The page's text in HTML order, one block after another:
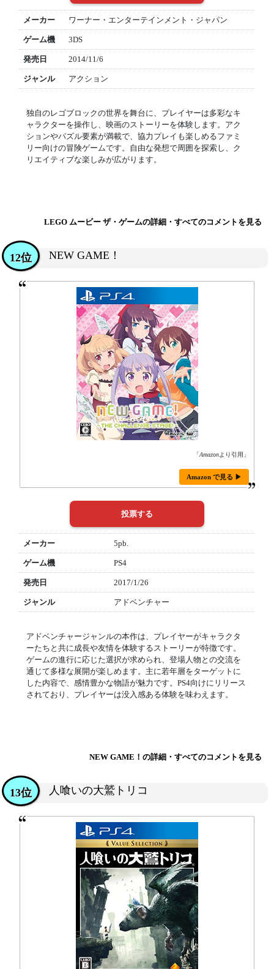
メーカー ワーナー・エンターテインメント・ジャパン
ゲーム機 3DS
発売日 2014/11/6
ジャンル アクション
独自のレゴブロックの世界を舞台に、プレイヤーは多彩なキ
ャラクターを操作し、映画のストーリーを体験します。アク
ションやパズル要素が満載で、協力プレイも楽しめるファミ
リー向けの冒険ゲームです。自由な発想で周囲を探索し、ク
リエイティブな楽しみが広がります。
LEGO ムービー ザ・ゲームの詳細・すべてのコメントを見る
NEW GAME！
12位
「Amazonより引用」
Amazon で見る ▶
メーカー 5pb.
ゲーム機 PS4
発売日 2017/1/26
ジャンル アドベンチャー
アドベンチャージャンルの本作は、プレイヤーがキャラクタ
ーたちと共に成長や友情を体験するストーリーが特徴です。
ゲームの進行に応じた選択が求められ、登場人物との交流を
通じて多様な展開が楽しめます。主に若年層をターゲットに
した内容で、感情豊かな物語が魅力です。PS4向けにリリース
されており、プレイヤーは没入感ある体験を味わえます。
NEW GAME！の詳細・すべてのコメントを見る
人喰いの大鷲トリコ
13位